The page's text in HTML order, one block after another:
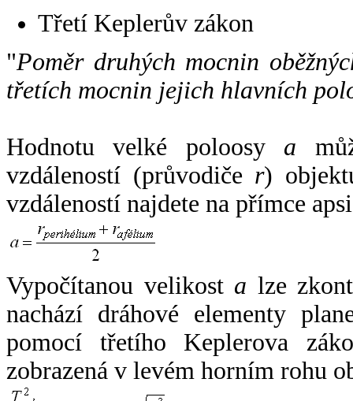
Třetí Keplerův zákon
"Poměr druhých mocnin
třetích mocnin jejich hlavních
Hodnotu velké poloosy a
vzdáleností (průvodiče r)
vzdáleností najdete na přímce
Vypočítanou velikost a lze
nachází dráhové elementy
pomocí třetího Keplerova
zobrazená v levém horním rohu